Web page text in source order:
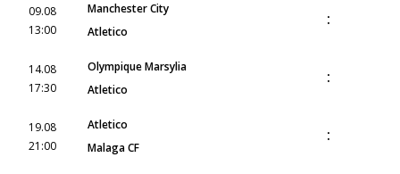
09.08
13:00
Manchester City
Atletico
:
14.08
17:30
Olympique Marsylia
Atletico
:
19.08
21:00
Atletico
Malaga CF
: